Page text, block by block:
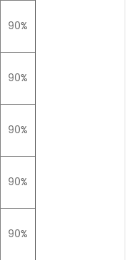
90%
90%
90%
90%
90%